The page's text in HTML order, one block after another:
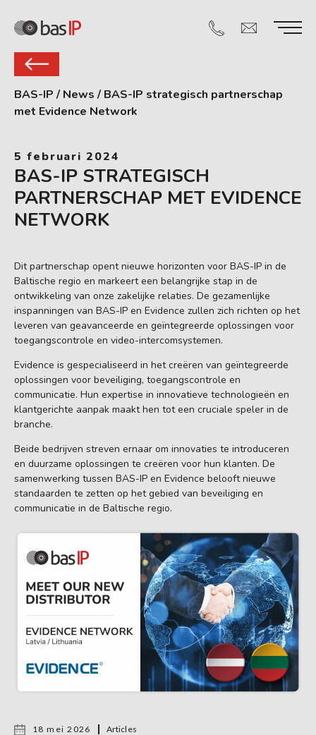
BAS-IP / News / BAS-IP strategisch partnerschap
met Evidence Network
5 februari 2024
BAS-IP STRATEGISCH
PARTNERSCHAP MET EVIDENCE
NETWORK
Dit partnerschap opent nieuwe horizonten voor BAS-IP in de
Baltische regio en markeert een belangrijke stap in de
ontwikkeling van onze zakelijke relaties. De gezamenlijke
inspanningen van BAS-IP en Evidence zullen zich richten op het
leveren van geavanceerde en geïntegreerde oplossingen voor
toegangscontrole en video-intercomsystemen.
Evidence is gespecialiseerd in het creëren van geïntegreerde
oplossingen voor beveiliging, toegangscontrole en
communicatie. Hun expertise in innovatieve technologieën en
klantgerichte aanpak maakt hen tot een cruciale speler in de
branche.
Beide bedrijven streven ernaar om innovaties te introduceren
en duurzame oplossingen te creëren voor hun klanten. De
samenwerking tussen BAS-IP en Evidence belooft nieuwe
standaarden te zetten op het gebied van beveiliging en
communicatie in de Baltische regio.
18 mei 2026 Articles